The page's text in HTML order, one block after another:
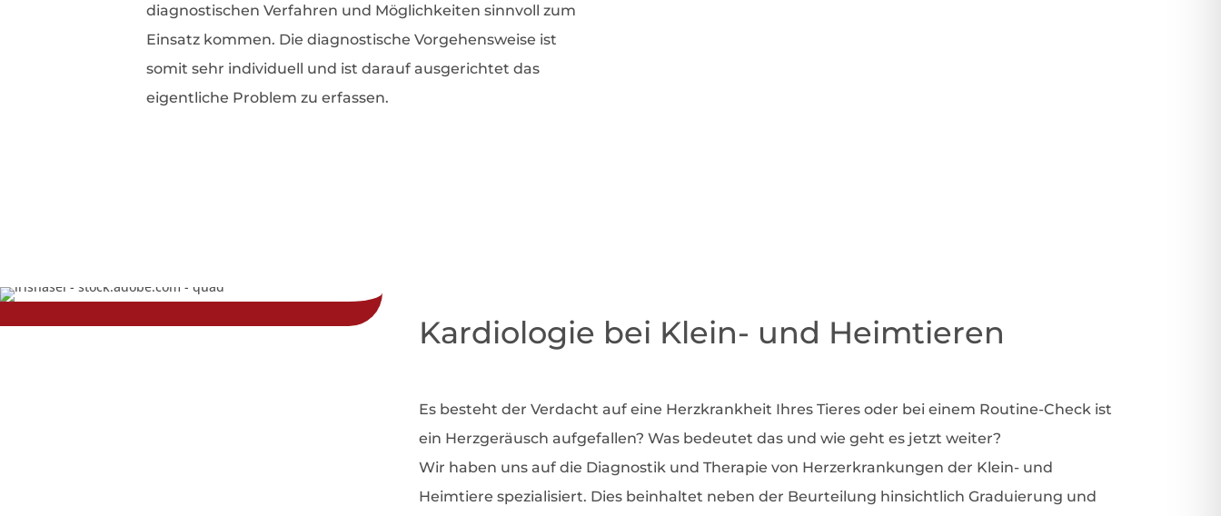
diagnostischen Verfahren und Möglichkeiten sinnvoll zum
Einsatz kommen. Die diagnostische Vorgehensweise ist
somit sehr individuell und ist darauf ausgerichtet das
eigentliche Problem zu erfassen.
Kardiologie bei Klein- und Heimtieren
Es besteht der Verdacht auf eine Herzkrankheit Ihres Tieres oder bei einem Routine-Check ist
ein Herzgeräusch aufgefallen? Was bedeutet das und wie geht es jetzt weiter?
Wir haben uns auf die Diagnostik und Therapie von Herzerkrankungen der Klein- und
Heimtiere spezialisiert. Dies beinhaltet neben der Beurteilung hinsichtlich Graduierung und